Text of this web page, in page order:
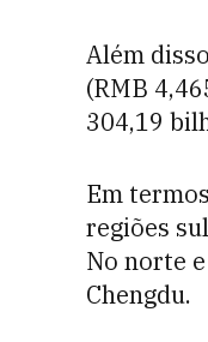
Além
(RMB
304,19
Em
regiões
No norte
Chengdu.